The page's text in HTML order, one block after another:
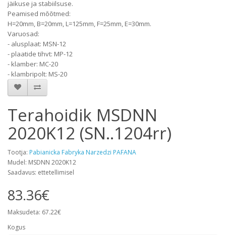
jäikuse ja stabiilsuse.
Peamised mõõtmed:
H=20mm, B=20mm, L=125mm, F=25mm, E=30mm.
Varuosad:
- alusplaat: MSN-12
- plaatide tihvt: MP-12
- klamber: MC-20
- klambripolt: MS-20
Terahoidik MSDNN
2020K12 (SN..1204rr)
Tootja: Pabianicka Fabryka Narzedzi PAFANA
Mudel: MSDNN 2020K12
Saadavus: ettetellimisel
83.36€
Maksudeta: 67.22€
Kogus